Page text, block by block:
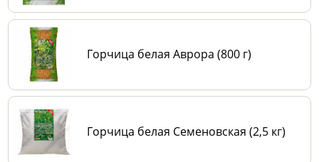
Горчица белая Аврора (800 г)
Горчица белая Семеновская (2,5 кг)